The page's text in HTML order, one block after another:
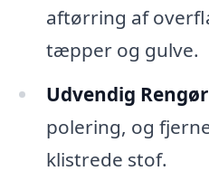
aftørring af
tæpper og gulve.
Udvendig
polering, og
klistrede stof.